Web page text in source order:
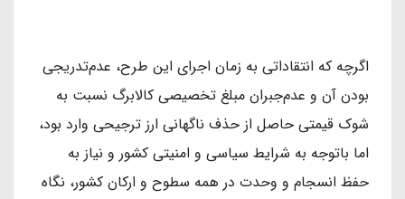
اگرچه که انتقاداتی به زمان‌ اجرای این طرح، عدم‌تدریجی
بودن آن و عدم‌جبران مبلغ تخصیصی کالابرگ نسبت به
شوک قیمتی حاصل از حذف ناگهانی ارز ترجیحی وارد بود،
اما باتوجه به شرایط سیاسی و امنیتی کشور و نیاز به
حفظ انسجام و وحدت در همه سطوح و ارکان کشور، نگاه